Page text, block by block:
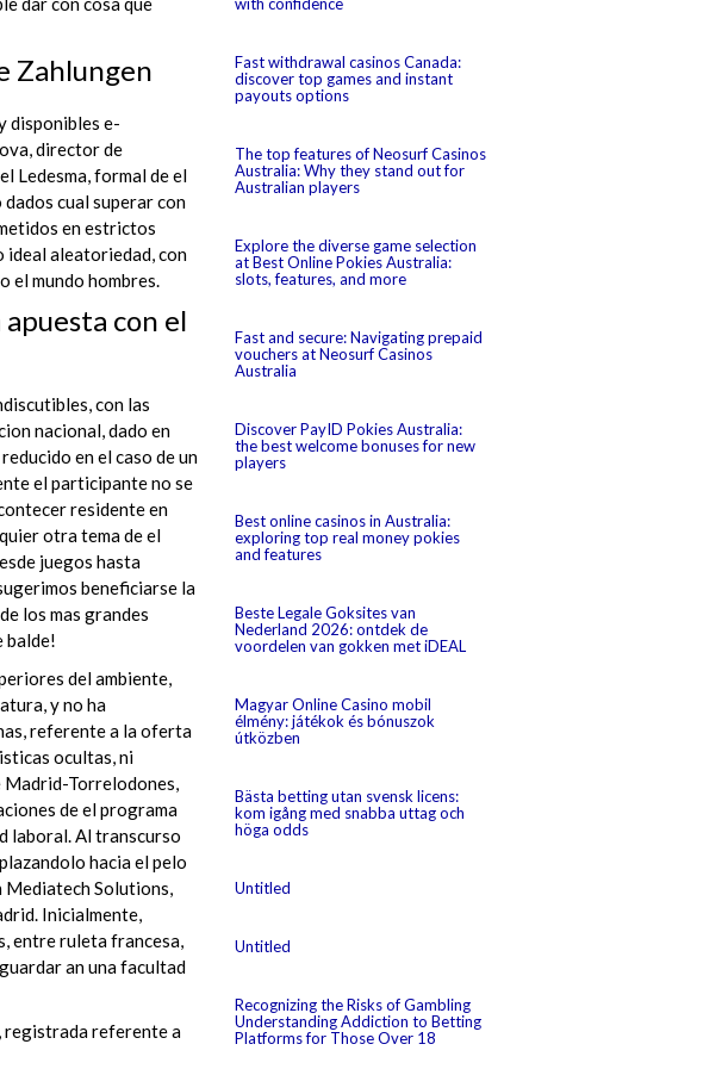
Zahlungen
disponibles e-
director de
Ledesma, formal de el
cual superar con
en estrictos
ideal aleatoriedad, con
el mundo hombres.
con el
con las
nacional, dado en
en el caso de un
el participante no se
residente en
otra tema de el
juegos hasta
beneficiarse la
los mas grandes
balde!
del ambiente,
y no ha
referente a la oferta
ocultas, ni
Madrid-Torrelodones,
de el programa
laboral. Al transcurso
hacia el pelo
Mediatech Solutions,
Inicialmente,
entre ruleta francesa,
an una facultad
registrada referente a
Fast withdrawal casinos Canada:
discover top games and instant
payouts options
The top features of Neosurf Casinos
Australia: Why they stand out for
Australian players
Explore the diverse game selection
at Best Online Pokies Australia:
slots, features, and more
Fast and secure: Navigating prepaid
vouchers at Neosurf Casinos
Australia
Discover PayID Pokies Australia:
the best welcome bonuses for new
players
Best online casinos in Australia:
exploring top real money pokies
and features
Beste Legale Goksites van
Nederland 2026: ontdek de
voordelen van gokken met iDEAL
Magyar Online Casino mobil
élmény: játékok és bónuszok
útközben
Bästa betting utan svensk licens:
kom igång med snabba uttag och
höga odds
Untitled
Untitled
Recognizing the Risks of Gambling
Understanding Addiction to Betting
Platforms for Those Over 18